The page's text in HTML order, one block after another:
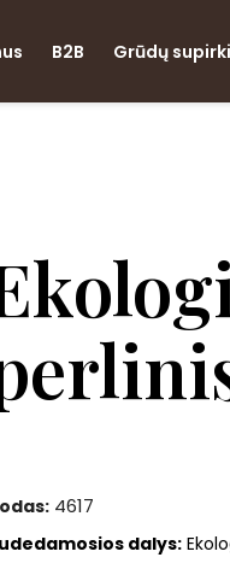
B2B Grūdų
4617
dalys:E